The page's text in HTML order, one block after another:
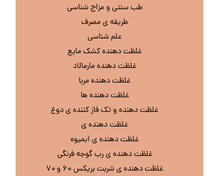
طب سنتی و مزاج شناسی
طریقه ی مصرف
علم شناسی
غلظت دهنده کشک مایع
غلظت دهنده مارمالاد
غلظت دهنده مربا
غلظت دهنده ها
غلظت دهنده و تک فاز کننده ی دوغ
غلظت دهنده ی
غلظت دهنده ی آبمیوه
غلظت دهنده ی رب گوجه فرنگی
غلظت دهنده ی شربت بریکس ۶۰ و ۷۰